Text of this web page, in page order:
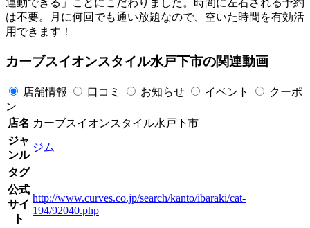
運動できる」ことにこだわりました。時間に左右される予約
は不要。月に何回でも通い放題なので、空いた時間を有効活
用できます！
カーブスイオンスタイル水戸下市の関連動画
店舗情報 口コミ お知らせ イベント
クーポ
ン
店名 カーブスイオンスタイル水戸下市
ジャ
ンル
ジム
タグ
公式
サイ
ト
http://www.curves.co.jp/search/kanto/ibaraki/cat-
194/92040.php